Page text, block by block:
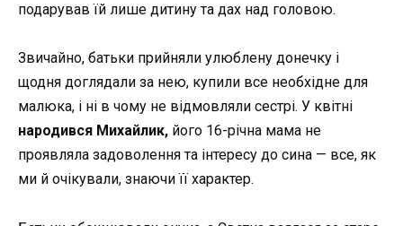
подарував їй лише дитину та дах над головою.
Звичайно, батьки прийняли улюблену донечку і
щодня доглядали за нею, купили все необхідне для
малюка, і ні в чому не відмовляли сестрі. У квітні
народився Михайлик, його 16-річна мама не
проявляла задоволення та інтересу до сина — все, як
ми й очікували, знаючи її характер.